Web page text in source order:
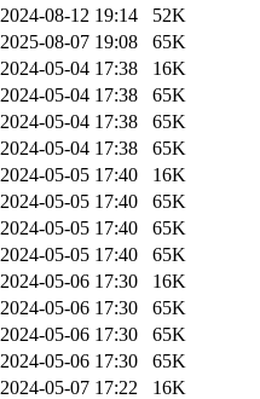
2024-08-12 19:14
52K
2025-08-07 19:08
65K
2024-05-04 17:38
16K
2024-05-04 17:38
65K
2024-05-04 17:38
65K
2024-05-04 17:38
65K
2024-05-05 17:40
16K
2024-05-05 17:40
65K
2024-05-05 17:40
65K
2024-05-05 17:40
65K
2024-05-06 17:30
16K
2024-05-06 17:30
65K
2024-05-06 17:30
65K
2024-05-06 17:30
65K
2024-05-07 17:22
16K